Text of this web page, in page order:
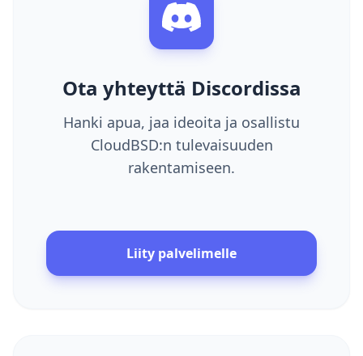
Ota yhteyttä Discordissa
Hanki apua, jaa ideoita ja osallistu
CloudBSD:n tulevaisuuden
rakentamiseen.
Liity palvelimelle